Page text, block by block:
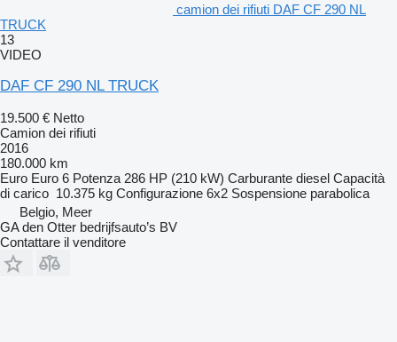
camion dei rifiuti DAF CF 290 NL
TRUCK
13
VIDEO
DAF CF 290 NL TRUCK
19.500 € Netto
Camion dei rifiuti
2016
180.000 km
Euro Euro 6 Potenza 286 HP (210 kW) Carburante diesel Capacità
di carico 10.375 kg Configurazione 6x2 Sospensione parabolica
Belgio, Meer
GA den Otter bedrijfsauto’s BV
Contattare il venditore